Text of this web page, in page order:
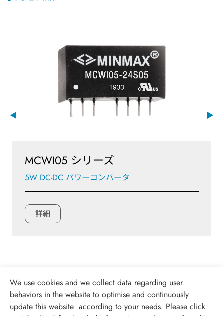
MCWI05 シリーズ
5W DC-DC パワーコンバータ
詳細
We use cookies and we collect data regarding user
behaviors in the website to optimise and continuously
update this website according to your needs. Please click